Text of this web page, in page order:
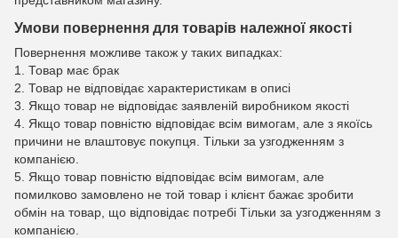
Умови повернення для товарів належної якості
Повернення можливе також у таких випадках:
1. Товар має брак
2. Товар не відповідає характеристикам в описі
3. Якщо товар не відповідає заявленій виробником якості
4. Якщо товар повністю відповідає всім вимогам, але з якоїсь
причини не влаштовує покупця. Тільки за узгодженням з
компанією.
5. Якщо товар повністю відповідає всім вимогам, але
помилково замовлено не той товар і клієнт бажає зробити
обмін на товар, що відповідає потребі Тільки за узгодженням з
компанією.